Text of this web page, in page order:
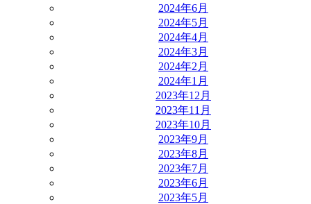
2024年6月
2024年5月
2024年4月
2024年3月
2024年2月
2024年1月
2023年12月
2023年11月
2023年10月
2023年9月
2023年8月
2023年7月
2023年6月
2023年5月